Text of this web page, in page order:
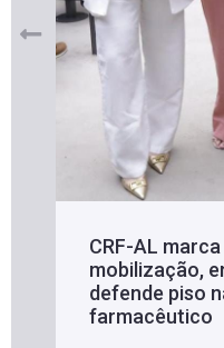
CRF-AL
mobilização,
defende piso
farmacêutico